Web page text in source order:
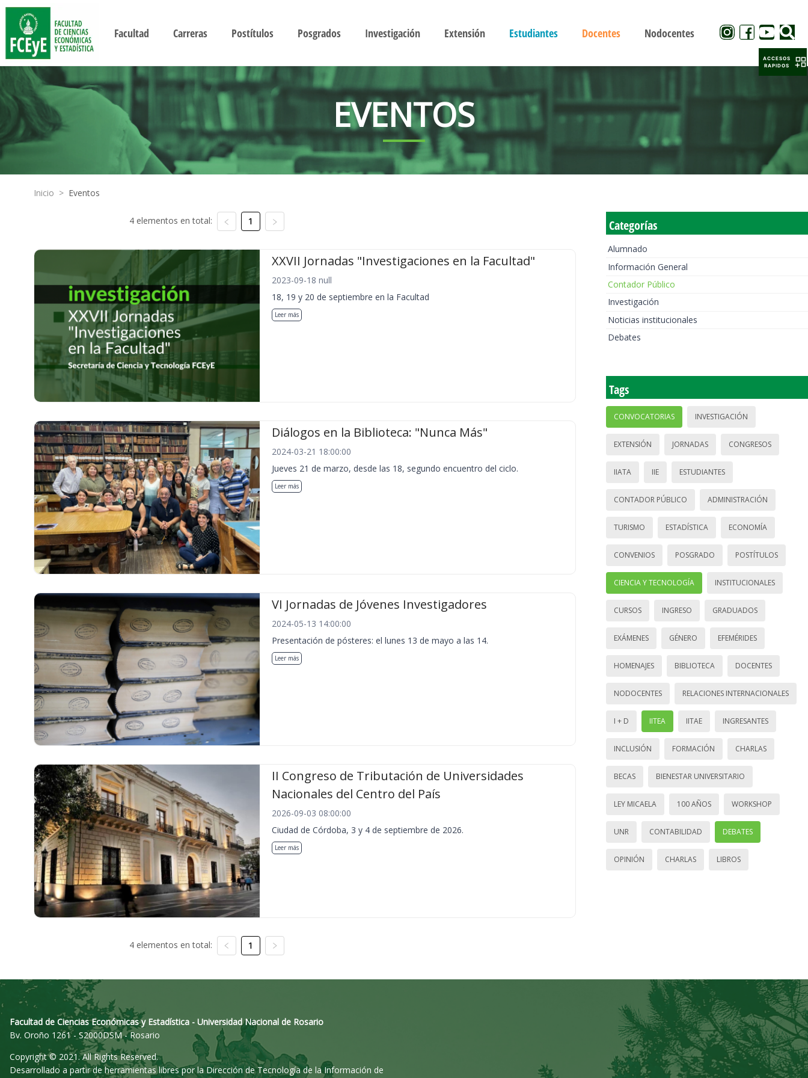
Facultad Carreras Postítulos Posgrados Investigación Extensión Estudiantes Docentes Nodocentes
EVENTOS
Inicio > Eventos
4 elementos en total: 1
XXVII Jornadas "Investigaciones en la Facultad"
2023-09-18 null
18, 19 y 20 de septiembre en la Facultad
Leer más
Diálogos en la Biblioteca: "Nunca Más"
2024-03-21 18:00:00
Jueves 21 de marzo, desde las 18, segundo encuentro del ciclo.
Leer más
VI Jornadas de Jóvenes Investigadores
2024-05-13 14:00:00
Presentación de pósteres: el lunes 13 de mayo a las 14.
Leer más
II Congreso de Tributación de Universidades
Nacionales del Centro del País
2026-09-03 08:00:00
Ciudad de Córdoba, 3 y 4 de septiembre de 2026.
Leer más
4 elementos en total: 1
Categorías
Alumnado
Información General
Contador Público
Investigación
Noticias institucionales
Debates
Tags
CONVOCATORIAS INVESTIGACIÓN
EXTENSIÓN JORNADAS CONGRESOS
IIATA IIE ESTUDIANTES
CONTADOR PÚBLICO ADMINISTRACIÓN
TURISMO ESTADÍSTICA ECONOMÍA
CONVENIOS POSGRADO POSTÍTULOS
CIENCIA Y TECNOLOGÍA INSTITUCIONALES
CURSOS INGRESO GRADUADOS
EXÁMENES GÉNERO EFEMÉRIDES
HOMENAJES BIBLIOTECA DOCENTES
NODOCENTES RELACIONES INTERNACIONALES
I + D IITEA IITAE INGRESANTES
INCLUSIÓN FORMACIÓN CHARLAS
BECAS BIENESTAR UNIVERSITARIO
LEY MICAELA 100 AÑOS WORKSHOP
UNR CONTABILIDAD DEBATES
OPINIÓN CHARLAS LIBROS
Facultad de Ciencias Económicas y Estadística - Universidad Nacional de Rosario
Bv. Oroño 1261 - S2000DSM - Rosario
Copyright © 2021. All Rights Reserved.
Desarrollado a partir de herramientas libres por la Dirección de Tecnología de la Información de
ACCESOS
RAPIDOS